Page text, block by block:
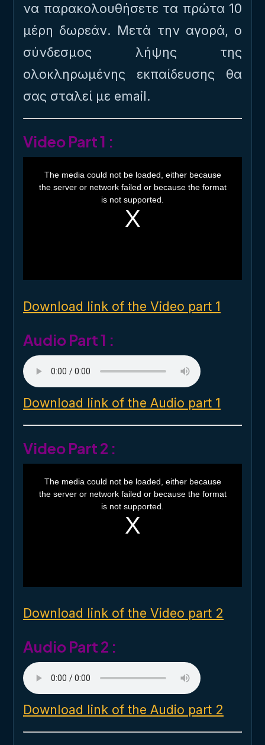
να παρακολουθήσετε τα πρώτα 10
μέρη δωρεάν. Μετά την αγορά, ο
σύνδεσμος λήψης της
ολοκληρωμένης εκπαίδευσης θα
σας σταλεί με email.
Video Part 1 :
o
w
The media could not be loaded, either because
the server or network failed or because the format
is not supported.
Download link of the Video part 1
Audio Part 1 :
Download link of the Audio part 1
Video Part 2 :
o
w
The media could not be loaded, either because
the server or network failed or because the format
is not supported.
Download link of the Video part 2
Audio Part 2 :
Download link of the Audio part 2